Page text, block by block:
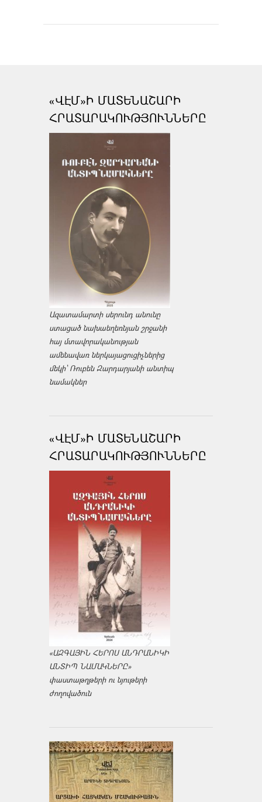
«ՎԷՄ»Ի ՄԱՏԵՆԱՇԱՐԻ
ՀՐԱՏԱՐԱԿՈՒԹՅՈՒՆՆԵՐԸ
Ազատամարտի սերունդ անունը
ստացած նախաեղեռնյան շրջանի
հայ մտավորականության
ամենավառ ներկայացուցիչներից
մեկի՝ Ռուբեն Զարդարյանի անտիպ
նամակներ
«ՎԷՄ»Ի ՄԱՏԵՆԱՇԱՐԻ
ՀՐԱՏԱՐԱԿՈՒԹՅՈՒՆՆԵՐԸ
«ԱԶԳԱՅԻՆ ՀԵՐՈՍ ԱՆԴՐԱՆԻԿԻ
ԱՆՏԻՊ ՆԱՄԱԿՆԵՐԸ»
փաստաթղթերի ու նյութերի
ժողովածուն